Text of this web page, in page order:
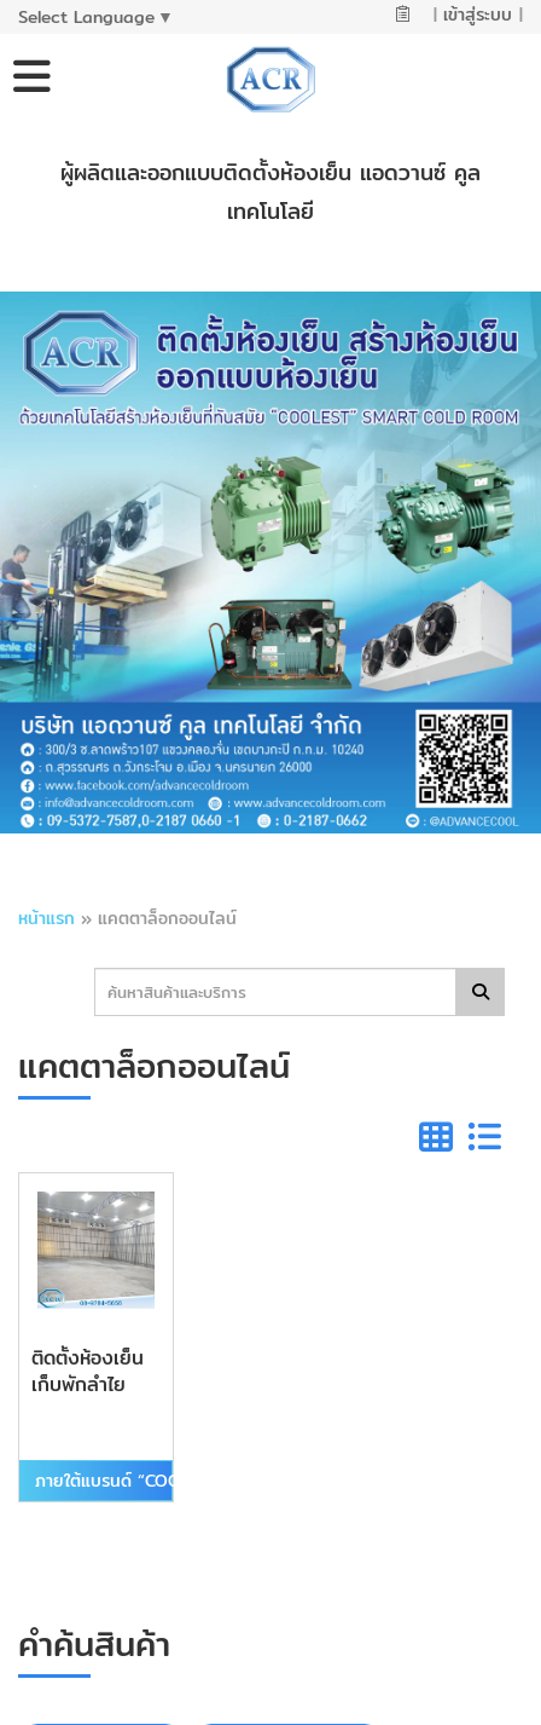
Select Language ▼ | เข้าสู่ระบบ |
ผู้ผลิตและออกแบบติดตั้งห้องเย็น แอดวานซ์ คูล
เทคโนโลยี
หน้าแรก » แคตตาล็อกออนไลน์
แคตตาล็อกออนไลน์
ติดตั้งห้องเย็น
เก็บพักลำไย
ภายใต้แบรนด์ “COOLEST”
คำค้นสินค้า